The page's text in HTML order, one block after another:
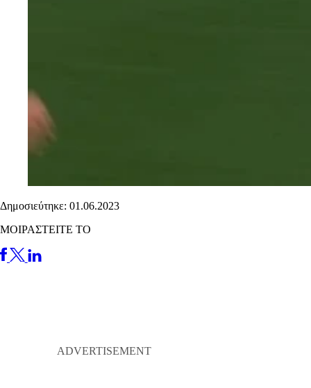
Δημοσιεύτηκε: 01.06.2023
ΜΟΙΡΑΣΤΕΙΤΕ ΤΟ